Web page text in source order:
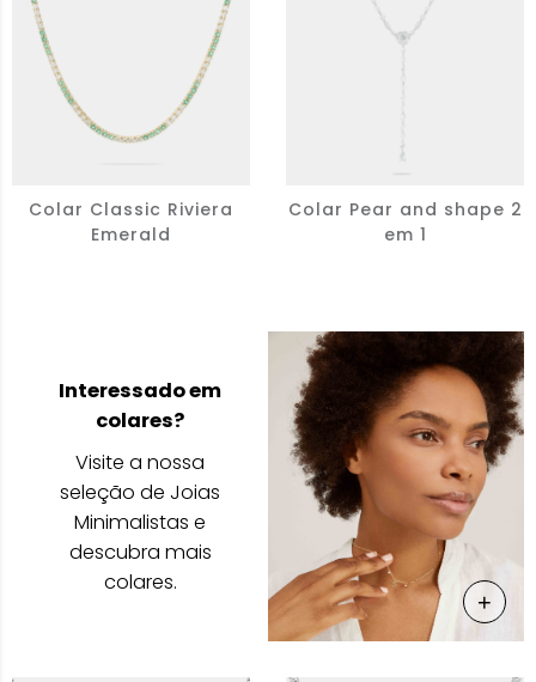
Colar Classic Riviera
Emerald
Colar Pear and shape 2
em 1
Interessado em
colares?
Visite a nossa
seleção de Joias
Minimalistas e
descubra mais
colares.
Ver
+